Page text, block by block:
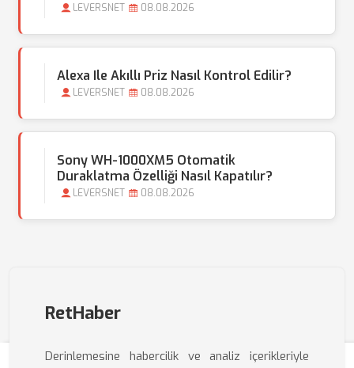
LEVERSNET 08.08.2026
Alexa Ile Akıllı Priz Nasıl Kontrol Edilir?
LEVERSNET 08.08.2026
Sony WH-1000XM5 Otomatik
Duraklatma Özelliği Nasıl Kapatılır?
LEVERSNET 08.08.2026
RetHaber
Derinlemesine habercilik ve analiz içerikleriyle